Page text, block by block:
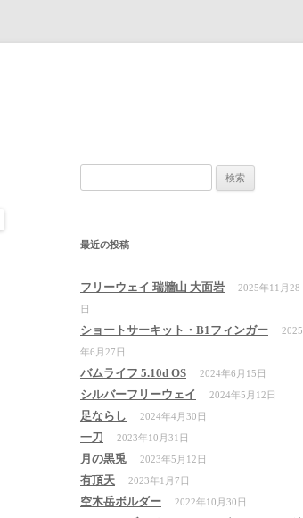
索:
最近の投稿
フリーウェイ 瑞牆山 大面岩
2025年11月28
日
ショートサーキット・B1フィンガー
2025
年6月27日
バムライフ 5.10d OS 2024年6月15日
シルバーフリーウェイ 2024年5月12日
足ならし 2024年4月30日
一刀 2023年10月31日
月の黒兎 2023年5月12日
有頂天 2023年1月7日
空木岳ボルダー 2022年10月30日